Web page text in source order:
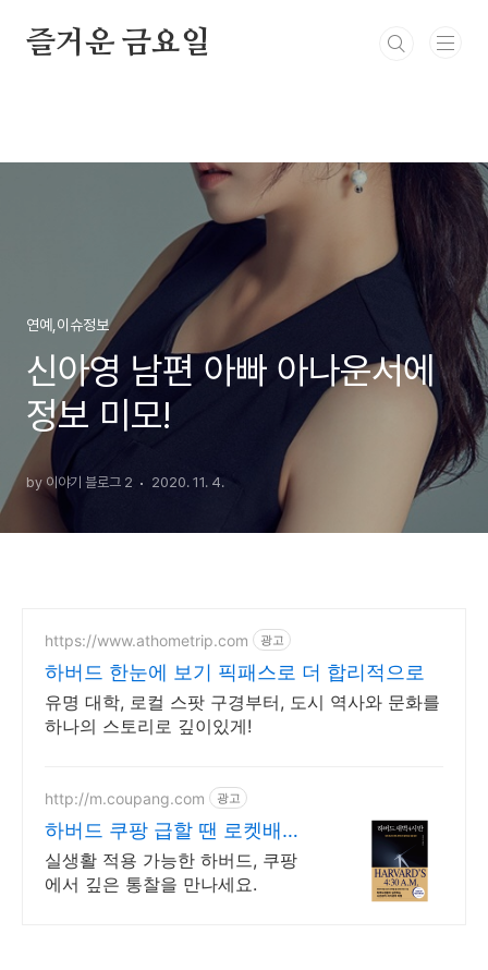
즐거운 금요일
연예,이슈정보
신아영 남편 아빠 아나운서에
정보 미모!
by 이야기 블로그 2 2020. 11. 4.
https://www.athometrip.com 광고
하버드 한눈에 보기 픽패스로 더 합리적으로
유명 대학, 로컬 스팟 구경부터, 도시 역사와 문화를
하나의 스토리로 깊이있게!
http://m.coupang.com 광고
하버드 쿠팡 급할 땐 로켓배송
으로 빠르게
실생활 적용 가능한 하버드, 쿠팡
에서 깊은 통찰을 만나세요.